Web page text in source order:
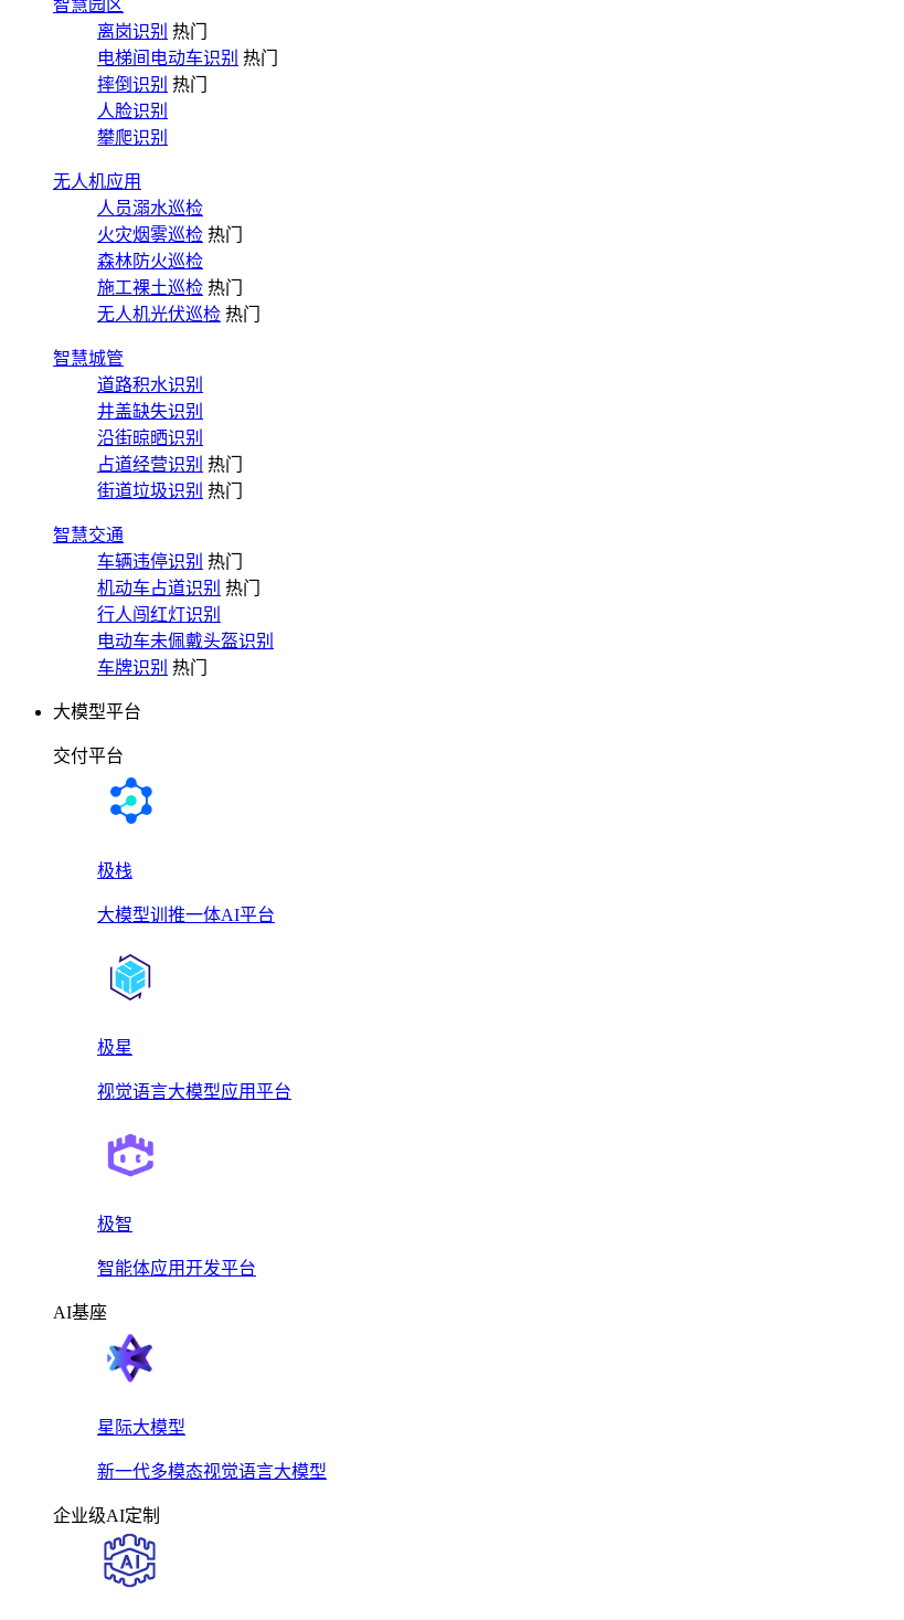
智慧园区
离岗识别 热门
电梯间电动车识别 热门
摔倒识别 热门
人脸识别
攀爬识别
无人机应用
人员溺水巡检
火灾烟雾巡检 热门
森林防火巡检
施工裸土巡检 热门
无人机光伏巡检 热门
智慧城管
道路积水识别
井盖缺失识别
沿街晾晒识别
占道经营识别 热门
街道垃圾识别 热门
智慧交通
车辆违停识别 热门
机动车占道识别 热门
行人闯红灯识别
电动车未佩戴头盔识别
车牌识别 热门
大模型平台
交付平台
极栈
大模型训推一体AI平台
极星
视觉语言大模型应用平台
极智
智能体应用开发平台
AI基座
星际大模型
新一代多模态视觉语言大模型
企业级AI定制